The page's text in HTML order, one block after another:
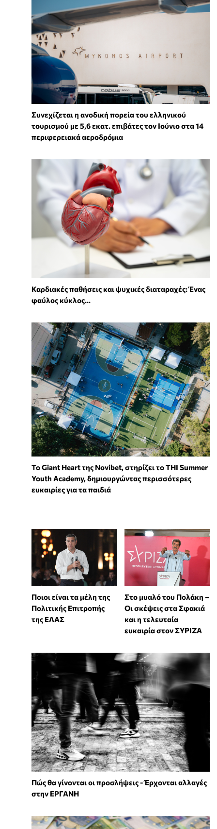
Συνεχίζεται η ανοδική πορεία του ελληνικού
τουρισμού με 5,6 εκατ. επιβάτες τον Ιούνιο στα 14
περιφερειακά αεροδρόμια
Καρδιακές παθήσεις και ψυχικές διαταραχές: Ένας
φαύλος κύκλος...
To Giant Heart της Novibet, στηρίζει το THI Summer
Youth Academy, δημιουργώντας περισσότερες
ευκαιρίες για τα παιδιά
Ποιοι είναι τα μέλη της
Πολιτικής Επιτροπής
της ΕΛΑΣ
Στο μυαλό του Πολάκη –
Οι σκέψεις στα Σφακιά
και η τελευταία
ευκαιρία στον ΣΥΡΙΖΑ
Πώς θα γίνονται οι προσλήψεις - Έρχονται αλλαγές
στην ΕΡΓΑΝΗ